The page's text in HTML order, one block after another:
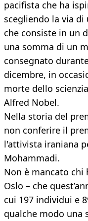
pacifista che ha
scegliendo la via
che consiste in un
una somma di un
consegnato
dicembre, in
morte dello
Alfred Nobel.
Nella storia del
non conferire il
l'attivista iraniana
Mohammadi.
Non è mancato
Oslo – che
cui 197 individui e
qualche modo una